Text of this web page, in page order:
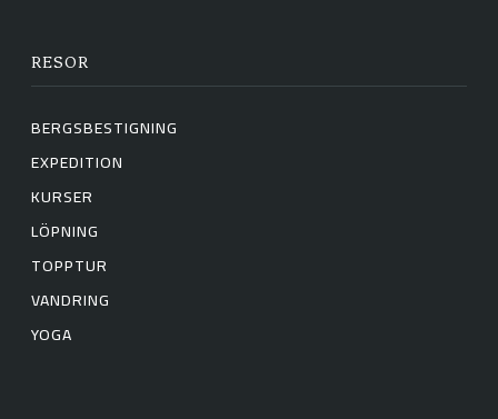
RESOR
BERGSBESTIGNING
EXPEDITION
KURSER
LÖPNING
TOPPTUR
VANDRING
YOGA